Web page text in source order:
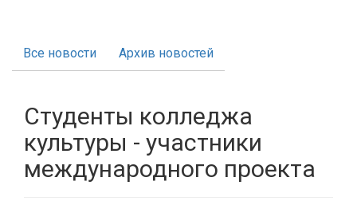
Все новости Архив новостей
Студенты колледжа
культуры - участники
международного проекта